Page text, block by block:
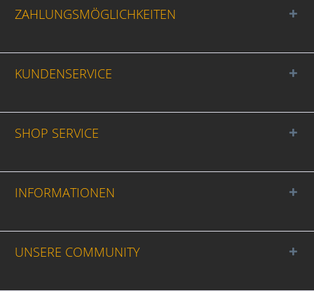
ZAHLUNGSMÖGLICHKEITEN
KUNDENSERVICE
SHOP SERVICE
INFORMATIONEN
UNSERE COMMUNITY